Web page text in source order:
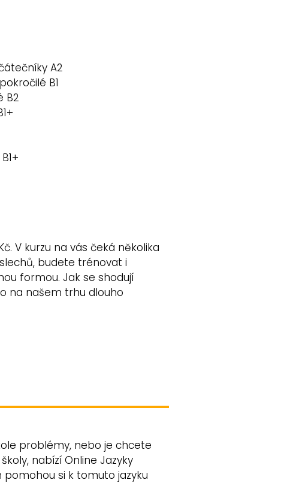
A2
B1
B2
V kurzu na vás čeká několika
budete trénovat i
formou. Jak se shodují
na našem trhu dlouho
problémy, nebo je chcete
nabízí Online Jazyky
si k tomuto jazyku